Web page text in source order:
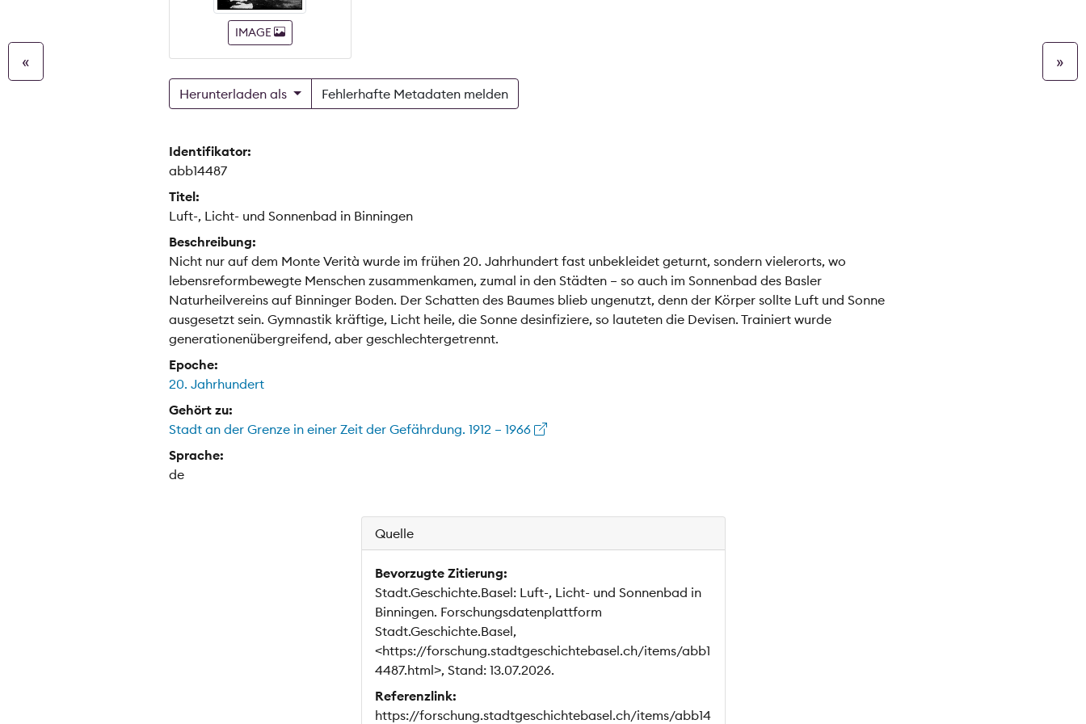
IMAGE
Herunterladen als Fehlerhafte Metadaten melden
Identifikator:
abb14487
Titel:
Luft-, Licht- und Sonnenbad in Binningen
Beschreibung:
Nicht nur auf dem Monte Verità wurde im frühen 20. Jahrhundert fast unbekleidet geturnt, sondern vielerorts, wo
lebensreformbewegte Menschen zusammenkamen, zumal in den Städten – so auch im Sonnenbad des Basler
Naturheilvereins auf Binninger Boden. Der Schatten des Baumes blieb ungenutzt, denn der Körper sollte Luft und Sonne
ausgesetzt sein. Gymnastik kräftige, Licht heile, die Sonne desinfiziere, so lauteten die Devisen. Trainiert wurde
generationenübergreifend, aber geschlechtergetrennt.
Epoche:
20. Jahrhundert
Gehört zu:
Stadt an der Grenze in einer Zeit der Gefährdung. 1912 – 1966
Sprache:
de
Quelle
Bevorzugte Zitierung:
Stadt.Geschichte.Basel: Luft-, Licht- und Sonnenbad in
Binningen. Forschungsdatenplattform
Stadt.Geschichte.Basel,
<https://forschung.stadtgeschichtebasel.ch/items/abb1
4487.html>, Stand: 13.07.2026.
Referenzlink:
https://forschung.stadtgeschichtebasel.ch/items/abb14
« »